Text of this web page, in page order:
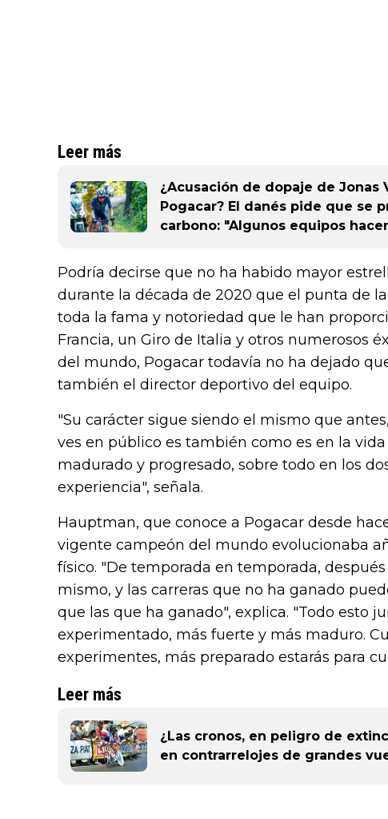
Leer más
¿Acusación de dopaje de Jonas
Pogacar? El danés pide que se
carbono: "Algunos equipos
Podría decirse que no ha habido mayor
durante la década de 2020 que el punta de
toda la fama y notoriedad que le han
Francia, un Giro de Italia y otros numerosos
del mundo, Pogacar todavía no ha dejado
también el director deportivo del equipo.
"Su carácter sigue siendo el mismo que
ves en público es también como es en la
madurado y progresado, sobre todo en los
experiencia", señala.
Hauptman, que conoce a Pogacar desde
vigente campeón del mundo evolucionaba
físico. "De temporada en temporada,
mismo, y las carreras que no ha ganado
que las que ha ganado", explica. "Todo esto
experimentado, más fuerte y más maduro.
experimentes, más preparado estarás para
Leer más
¿Las cronos, en peligro de
en contrarrelojes de grandes